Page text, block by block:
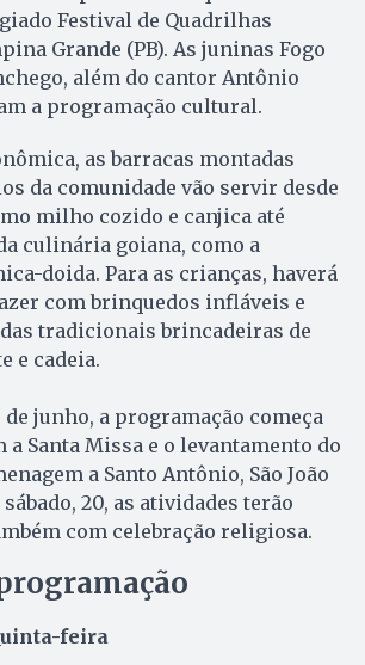
Festival de Quadrilhas
Grande (PB). As juninas Fogo
além do cantor Antônio
a programação cultural.
as barracas montadas
da comunidade vão servir desde
milho cozido e canjica até
culinária goiana, como a
doida. Para as crianças, haverá
com brinquedos infláveis e
tradicionais brincadeiras de
e cadeia.
de junho, a programação começa
a Santa Missa e o levantamento do
a Santo Antônio, São João
sábado, 20, as atividades terão
com celebração religiosa.
feira